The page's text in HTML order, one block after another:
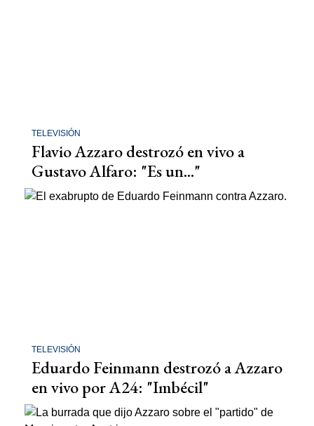
TELEVISIÓN
Flavio Azzaro destrozó en vivo a
Gustavo Alfaro: "Es un..."
TELEVISIÓN
Eduardo Feinmann destrozó a Azzaro
en vivo por A24: "Imbécil"